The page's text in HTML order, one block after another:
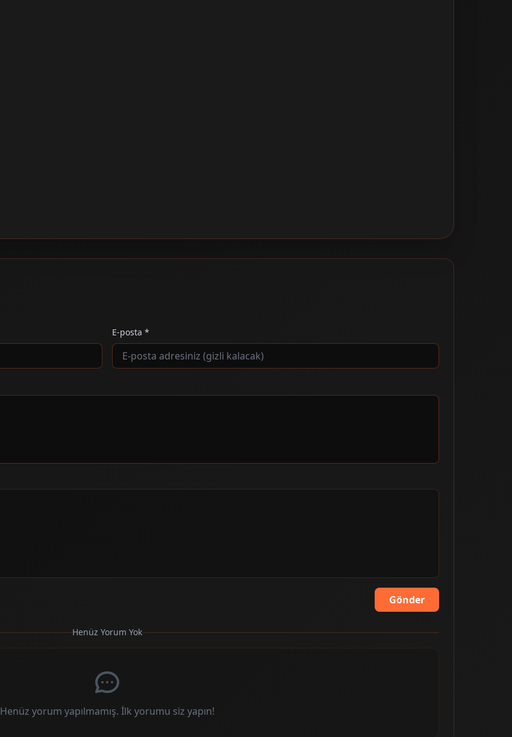
E-posta *
Gönder
Henüz Yorum Yok
Henüz yorum yapılmamış. İlk yorumu siz yapın!